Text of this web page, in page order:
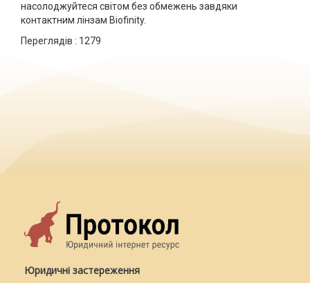
насолоджуйтеся світом без обмежень завдяки
контактним лінзам Biofinity.
Переглядів : 1279
Юридичні застереження